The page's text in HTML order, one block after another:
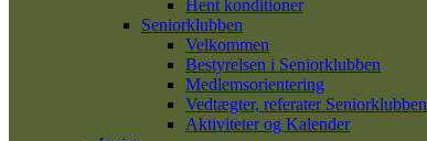
Hent konditioner
Seniorklubben
Velkommen
Bestyrelsen i Seniorklubben
Medlemsorientering
Vedtægter, referater Seniorklubben
Aktiviteter og Kalender